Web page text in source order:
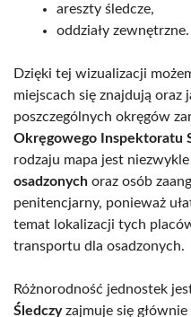
areszty śledcze,
oddziały zewnętrzne.
Dzięki tej wizualizacji
miejscach się znajdują oraz
poszczególnych okręgów
Okręgowego Inspektoratu
rodzaju mapa jest
osadzonych oraz osób
penitencjarny, ponieważ
temat lokalizacji tych
transportu dla osadzonych.
Różnorodność jednostek
Śledczyzajmuje się